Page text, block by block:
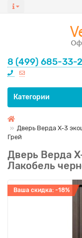
8 (499) 685-33-
Все категории
Категории
Дверь Верда X-3
Грей
Дверь Верда
Лакобель
Ваша скидка: -18%